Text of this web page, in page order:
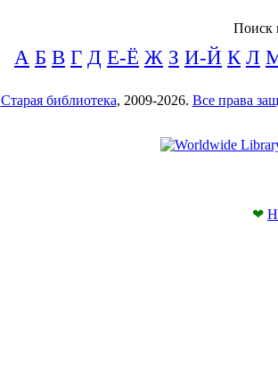
Поиск
А Б В Г Д Е-Ё Ж З И-Й К Л
Старая библиотека, 2009-2026. Все права
❤